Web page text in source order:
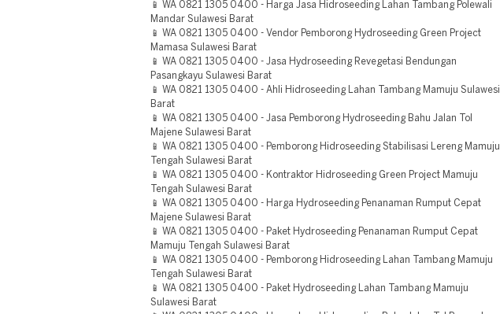
📱 WA 0821 1305 0400 - Harga Jasa Hidroseeding Lahan Tambang Polewali
Mandar Sulawesi Barat
📱 WA 0821 1305 0400 - Vendor Pemborong Hydroseeding Green Project
Mamasa Sulawesi Barat
📱 WA 0821 1305 0400 - Jasa Hydroseeding Revegetasi Bendungan
Pasangkayu Sulawesi Barat
📱 WA 0821 1305 0400 - Ahli Hidroseeding Lahan Tambang Mamuju Sulawesi
Barat
📱 WA 0821 1305 0400 - Jasa Pemborong Hydroseeding Bahu Jalan Tol
Majene Sulawesi Barat
📱 WA 0821 1305 0400 - Pemborong Hidroseeding Stabilisasi Lereng Mamuju
Tengah Sulawesi Barat
📱 WA 0821 1305 0400 - Kontraktor Hidroseeding Green Project Mamuju
Tengah Sulawesi Barat
📱 WA 0821 1305 0400 - Harga Hydroseeding Penanaman Rumput Cepat
Majene Sulawesi Barat
📱 WA 0821 1305 0400 - Paket Hydroseeding Penanaman Rumput Cepat
Mamuju Tengah Sulawesi Barat
📱 WA 0821 1305 0400 - Pemborong Hidroseeding Lahan Tambang Mamuju
Tengah Sulawesi Barat
📱 WA 0821 1305 0400 - Paket Hydroseeding Lahan Tambang Mamuju
Sulawesi Barat